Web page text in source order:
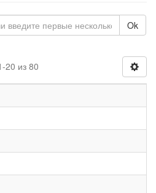
Ok
20 из 80